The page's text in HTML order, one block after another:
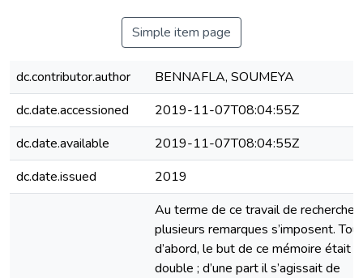
Simple item page
dc.contributor.author
BENNAFLA, SOUMEYA
dc.date.accessioned
2019-11-07T08:04:55Z
dc.date.available
2019-11-07T08:04:55Z
dc.date.issued
2019
Au terme de ce travail de recherche,
plusieurs remarques s’imposent. Tout
d’abord, le but de ce mémoire était
double ; d’une part il s’agissait de